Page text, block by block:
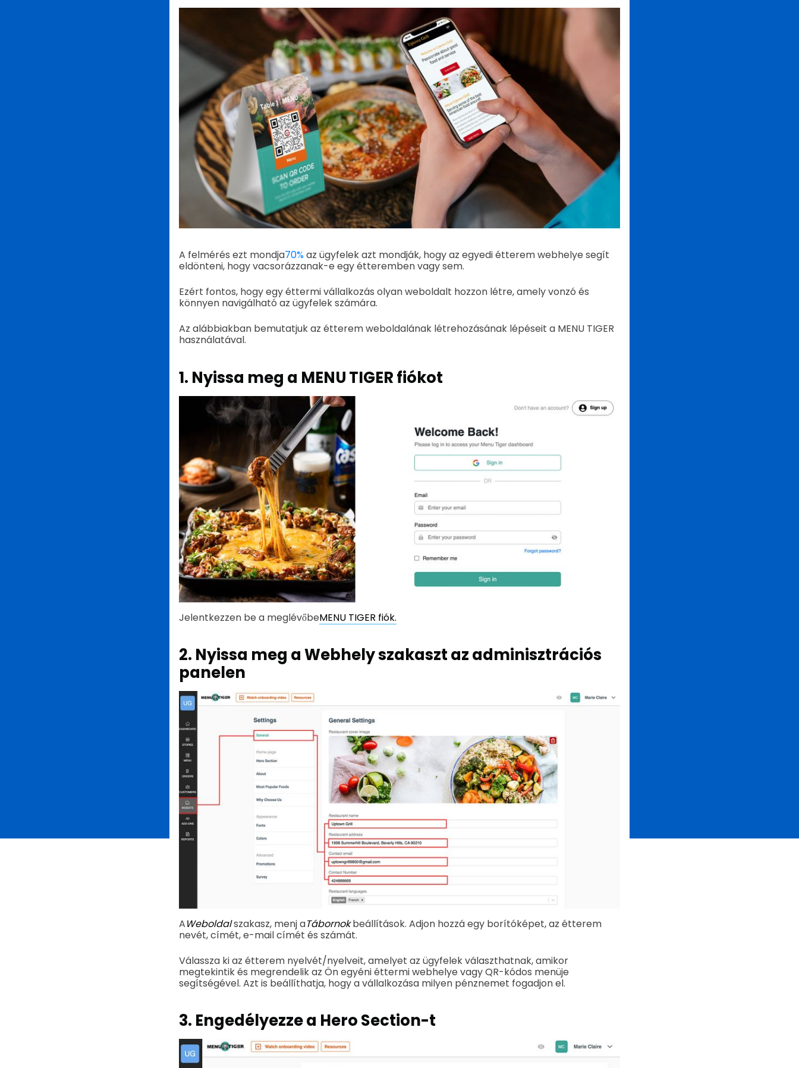
A felmérés ezt mondja70%az ügyfelek azt mondják, hogy az egyedi étterem webhelye segít
eldönteni, hogy vacsorázzanak-e egy étteremben vagy sem.
Ezért fontos, hogy egy éttermi vállalkozás olyan weboldalt hozzon létre, amely vonzó és
könnyen navigálható az ügyfelek számára.
Az alábbiakban bemutatjuk az étterem weboldalának létrehozásának lépéseit a MENU TIGER
használatával.
1. Nyissa meg a MENU TIGER fiókot
Jelentkezzen be a meglévőbeMENU TIGER fiók.
2. Nyissa meg a Webhely szakaszt az adminisztrációs
panelen
AWeboldalszakasz, menj aTábornokbeállítások. Adjon hozzá egy borítóképet, az étterem
nevét, címét, e-mail címét és számát.
Válassza ki az étterem nyelvét/nyelveit, amelyet az ügyfelek választhatnak, amikor
megtekintik és megrendelik az Ön egyéni éttermi webhelye vagy QR-kódos menüje
segítségével. Azt is beállíthatja, hogy a vállalkozása milyen pénznemet fogadjon el.
3. Engedélyezze a Hero Section-t